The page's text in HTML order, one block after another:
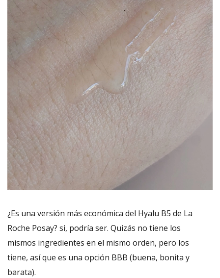
¿Es una versión más económica del Hyalu B5 de La
Roche Posay? si, podría ser. Quizás no tiene los
mismos ingredientes en el mismo orden, pero los
tiene, así que es una opción BBB (buena, bonita y
barata).